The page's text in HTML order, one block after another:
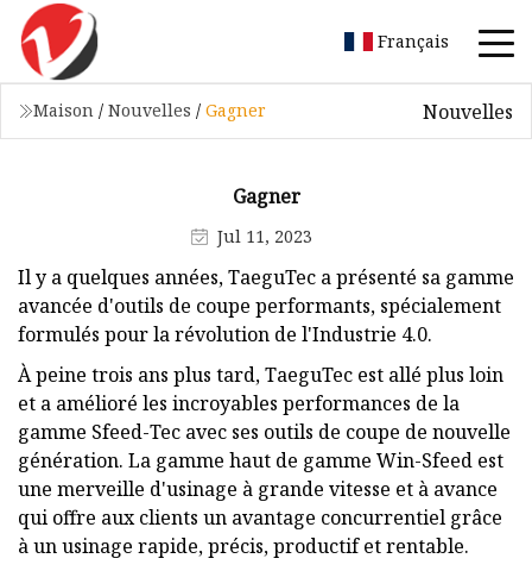
Français
Maison / Nouvelles / Gagner Nouvelles
Gagner
Jul 11, 2023
Il y a quelques années, TaeguTec a présenté sa gamme
avancée d'outils de coupe performants, spécialement
formulés pour la révolution de l'Industrie 4.0.
À peine trois ans plus tard, TaeguTec est allé plus loin
et a amélioré les incroyables performances de la
gamme Sfeed-Tec avec ses outils de coupe de nouvelle
génération. La gamme haut de gamme Win-Sfeed est
une merveille d'usinage à grande vitesse et à avance
qui offre aux clients un avantage concurrentiel grâce
à un usinage rapide, précis, productif et rentable.